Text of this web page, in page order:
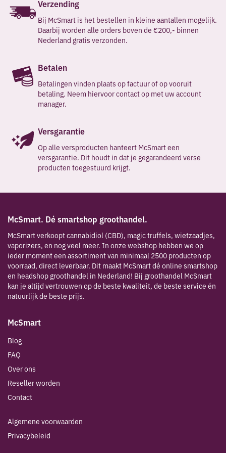
McSmart groothandel!
Verzending
Bij McSmart is het bestellen in kleine aantallen mogelijk.
Daarbij worden alle orders boven de €200,- binnen
Nederland gratis verzonden.
Betalen
Betalingen vinden plaats op factuur of op vooruit
betaling. Neem hiervoor contact op met uw account
manager.
Versgarantie
Op alle versproducten hanteert McSmart een
versgarantie. Dit houdt in dat je gegarandeerd verse
producten toegestuurd krijgt.
McSmart. Dé smartshop groothandel.
McSmart verkoopt cannabidiol (CBD), magic truffels, wietzaadjes,
vaporizers, en nog veel meer. In onze webshop hebben we op
ieder moment een assortiment van minimaal 2500 producten op
voorraad, direct leverbaar. Dit maakt McSmart dé online smartshop
en headshop groothandel in Nederland! Bij groothandel McSmart
kan je altijd vertrouwen op de beste kwaliteit, de beste service én
natuurlijk de beste prijs.
McSmart
Blog
FAQ
Over ons
Reseller worden
Contact
Algemene voorwaarden
Privacybeleid